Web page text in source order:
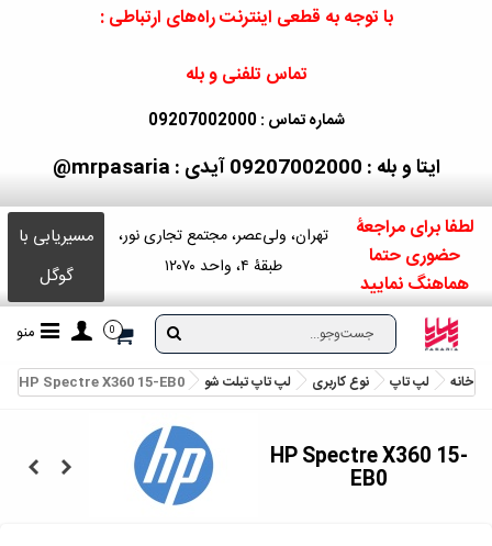
با توجه به قطعی اینترنت راه‌های ارتباطی :
تماس تلفنی و بله
شماره تماس : 09207002000
ایتا و بله : 09207002000 آیدی : mrpasaria@
لطفا برای مراجعۀ
حضوری حتما
هماهنگ نمایید
تهران، ولی‌عصر، مجتمع تجاری نور،
طبقۀ ۴، واحد ۱۲۰۷۰
مسیریابی با
گوگل
0 منو
خانه لپ تاپ نوع کاربری لپ تاپ تبلت شو HP Spectre X360 15-EB0
HP Spectre X360 15-
EB0